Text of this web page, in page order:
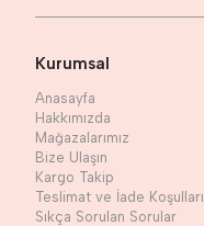
Kurumsal
Anasayfa
Hakkımızda
Mağazalarımız
Bize Ulaşın
Kargo Takip
Teslimat ve İade Koşulları
Sıkça Sorulan Sorular